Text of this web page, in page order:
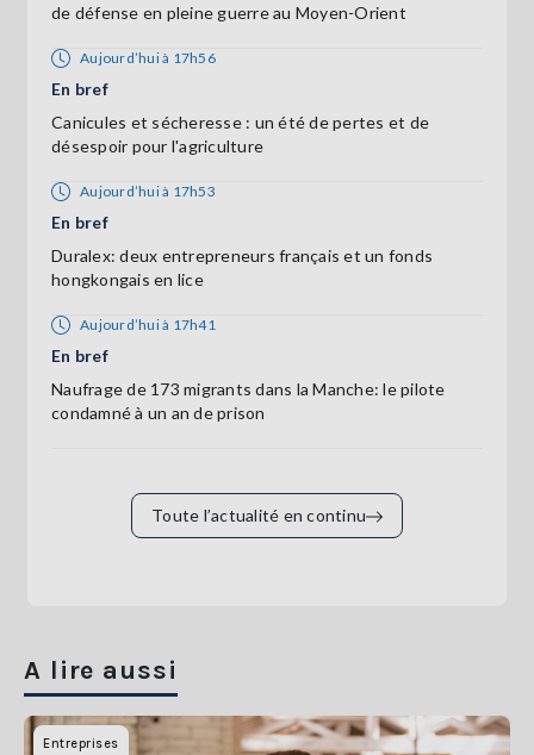
de défense en pleine guerre au Moyen-Orient
Aujourd’hui à 17h56
En bref
Canicules et sécheresse : un été de pertes et de
désespoir pour l'agriculture
Aujourd’hui à 17h53
En bref
Duralex: deux entrepreneurs français et un fonds
hongkongais en lice
Aujourd’hui à 17h41
En bref
Naufrage de 173 migrants dans la Manche: le pilote
condamné à un an de prison
Toute l’actualité en continu
A lire aussi
Entreprises